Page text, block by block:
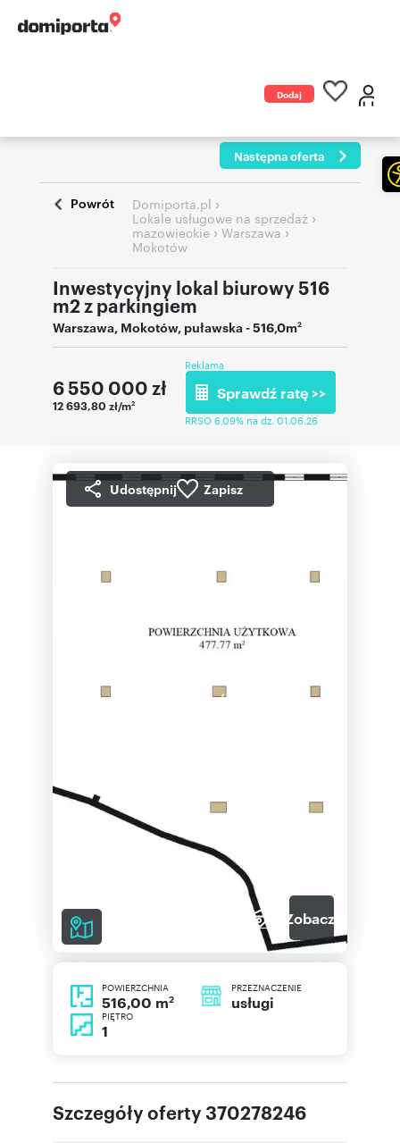
Dodaj
Następna oferta
Powrót Domiporta.pl ›
Lokale usługowe na sprzedaż ›
mazowieckie › Warszawa ›
Mokotów
Inwestycyjny lokal biurowy 516
m2 z parkingiem
Warszawa, Mokotów, puławska- 516,0m2
6 550 000 zł
12 693,80 zł/m2
Reklama
Sprawdź ratę >>
RRSO 6,09% na dz. 01.06.26
Udostępnij Zapisz
Zobacz galerię
POWIERZCHNIA
516,00 m2
PRZEZNACZENIE
usługi
PIĘTRO
1
Szczegóły oferty 370278246